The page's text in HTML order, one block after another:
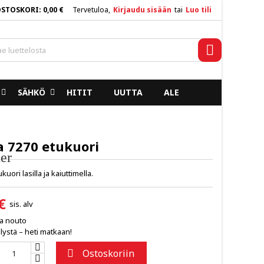
Tervetuloa, Kirjaudu sisään tai Luo tili
0,00 €
SÄHKÖ HITIT UUTTA ALE
7270 etukuori
lasilla ja kaiuttimella.
sis. alv
nouto
– heti matkaan!
 Ostoskoriin
×
×
×